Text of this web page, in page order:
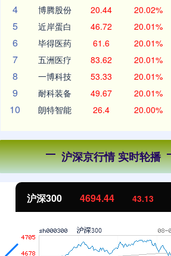
4 博腾股份 20.44 20.02%
5 近岸蛋白 46.72 20.01%
6 毕得医药 61.6 20.01%
7 五洲医疗 83.62 20.01%
8 一博科技 53.33 20.01%
9 耐科装备 49.67 20.01%
10 朗特智能 26.4 20.00%
沪深京行情 实时轮播
北证50 1134.24 11.37